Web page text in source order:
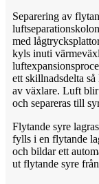
Separering av
med
kyls inuti
ett skillnadsdelta
av växlare. Luft
och separeras till
Flytande syre
fylls i en flytande
och bildar ett
ut flytande syre